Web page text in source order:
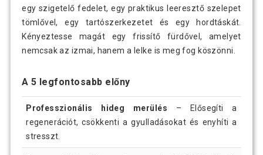
egy szigetelő fedelet, egy praktikus leeresztő szelepet
tömlővel, egy tartószerkezetet és egy hordtáskát.
Kényeztesse magát egy frissítő fürdővel, amelyet
nemcsak az izmai, hanem a lelke is meg fog köszönni.
A 5 legfontosabb előny
Professzionális hideg merülés – Elősegíti a
regenerációt, csökkenti a gyulladásokat és enyhíti a
stresszt.